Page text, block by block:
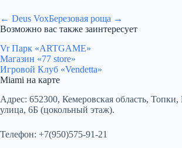
← Deus VoxБерезовая роща →
Возможно вас также заинтересует
Vr Парк «ARTGAME»
Магазин «77 store»
Игровой Клуб «Vendetta»
Miami на карте
Адрес: 652300, Кемеровская область, Топки,
улица, 6Б (цокольный этаж).
Телефон: +7(950)575-91-21